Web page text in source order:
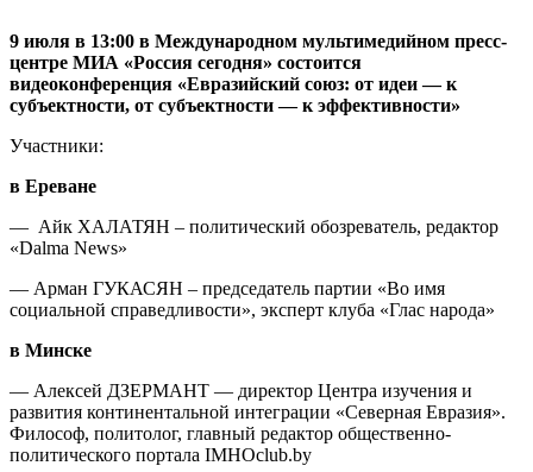
9 июля в 13:00 в Международном мультимедийном пресс-
центре МИА «Россия сегодня» состоится
видеоконференция «Евразийский союз: от идеи — к
субъектности, от субъектности — к эффективности»
Участники:
в Ереване
— Айк ХАЛАТЯН – политический обозреватель, редактор
«Dalma News»
— Арман ГУКАСЯН – председатель партии «Во имя
социальной справедливости», эксперт клуба «Глас народа»
в Минске
— Алексей ДЗЕРМАНТ — директор Центра изучения и
развития континентальной интеграции «Северная Евразия».
Философ, политолог, главный редактор общественно-
политического портала IMHOclub.by